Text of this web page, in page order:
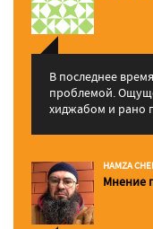
В последнее
проблемой.
хиджабом и рано
HAMZA
Мнение